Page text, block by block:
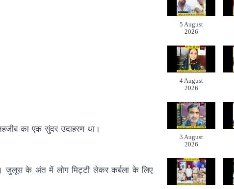
का एक सुंदर उदाहरण था।
जुलूस के अंत में लोग मिट्टी लेकर कर्बला के लिए
5 August
2026
4 August
2026
3 August
2026